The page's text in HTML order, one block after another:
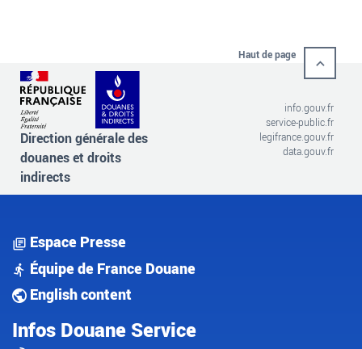
Haut de page
Direction générale des
douanes et droits
indirects
info.gouv.fr
service-public.fr
legifrance.gouv.fr
data.gouv.fr
Espace Presse
Équipe de France Douane
English content
Infos Douane Service